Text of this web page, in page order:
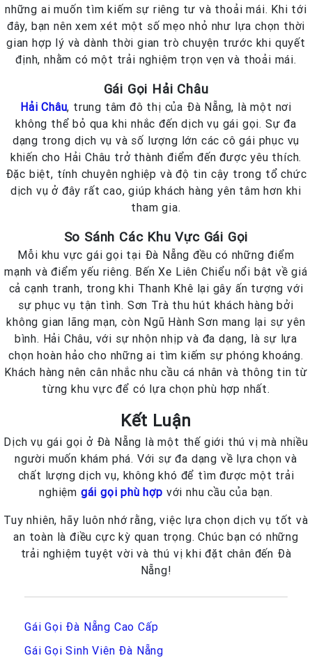
những ai muốn tìm kiếm sự riêng tư và thoải mái. Khi tới
đây, bạn nên xem xét một số mẹo nhỏ như lựa chọn thời
gian hợp lý và dành thời gian trò chuyện trước khi quyết
định, nhằm có một trải nghiệm trọn vẹn và thoải mái.
Gái Gọi Hải Châu
Hải Châu, trung tâm đô thị của Đà Nẵng, là một nơi
không thể bỏ qua khi nhắc đến dịch vụ gái gọi. Sự đa
dạng trong dịch vụ và số lượng lớn các cô gái phục vụ
khiến cho Hải Châu trở thành điểm đến được yêu thích.
Đặc biệt, tính chuyên nghiệp và độ tin cậy trong tổ chức
dịch vụ ở đây rất cao, giúp khách hàng yên tâm hơn khi
tham gia.
So Sánh Các Khu Vực Gái Gọi
Mỗi khu vực gái gọi tại Đà Nẵng đều có những điểm
mạnh và điểm yếu riêng. Bến Xe Liên Chiểu nổi bật về giá
cả cạnh tranh, trong khi Thanh Khê lại gây ấn tượng với
sự phục vụ tận tình. Sơn Trà thu hút khách hàng bởi
không gian lãng mạn, còn Ngũ Hành Sơn mang lại sự yên
bình. Hải Châu, với sự nhộn nhịp và đa dạng, là sự lựa
chọn hoàn hảo cho những ai tìm kiếm sự phóng khoáng.
Khách hàng nên cân nhắc nhu cầu cá nhân và thông tin từ
từng khu vực để có lựa chọn phù hợp nhất.
Kết Luận
Dịch vụ gái gọi ở Đà Nẵng là một thế giới thú vị mà nhiều
người muốn khám phá. Với sự đa dạng về lựa chọn và
chất lượng dịch vụ, không khó để tìm được một trải
nghiệm gái gọi phù hợp với nhu cầu của bạn.
Tuy nhiên, hãy luôn nhớ rằng, việc lựa chọn dịch vụ tốt và
an toàn là điều cực kỳ quan trọng. Chúc bạn có những
trải nghiệm tuyệt vời và thú vị khi đặt chân đến Đà
Nẵng!
Gái Gọi Đà Nẵng Cao Cấp
Gái Gọi Sinh Viên Đà Nẵng